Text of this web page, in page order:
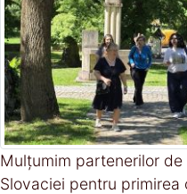
Mulțumim partenerilor
Slovaciei pentru primirea